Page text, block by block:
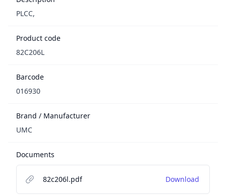
PLCC,
Product code
82C206L
Barcode
016930
Brand / Manufacturer
UMC
Documents
82c206l.pdf Download